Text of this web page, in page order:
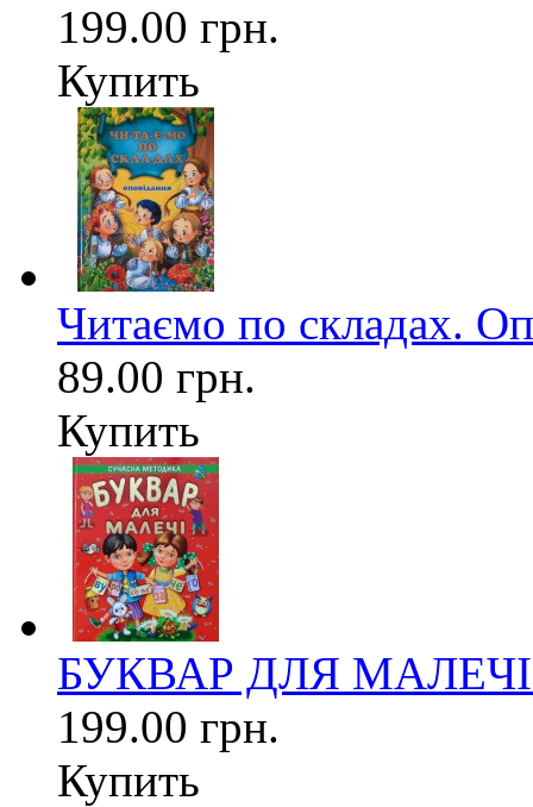
199.00 грн.
Купить
Читаємо по складах.
89.00 грн.
Купить
БУКВАР ДЛЯ МАЛЕЧІ
199.00 грн.
Купить